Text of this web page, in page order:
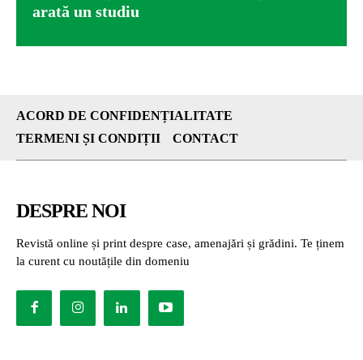
arată un studiu
ACORD DE CONFIDENȚIALITATE
TERMENI ȘI CONDIȚII
CONTACT
DESPRE NOI
Revistă online și print despre case, amenajări și grădini. Te ținem
la curent cu noutățile din domeniu